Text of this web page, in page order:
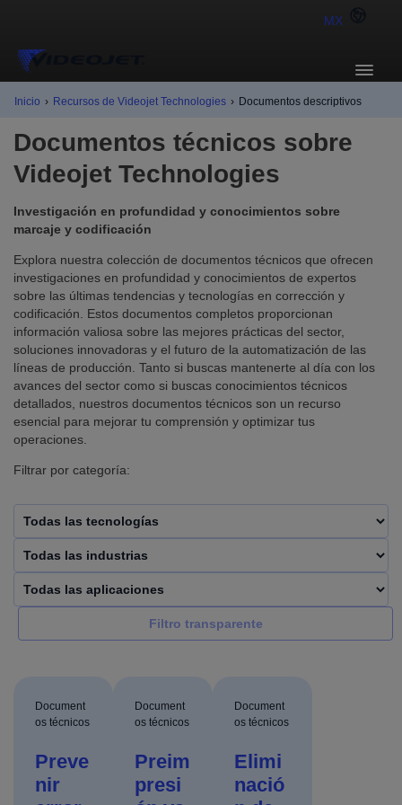
MX
Inicio › Recursos de Videojet Technologies › Documentos descriptivos
Documentos técnicos sobre
Videojet Technologies
Investigación en profundidad y conocimientos sobre
marcaje y codificación
Explora nuestra colección de documentos técnicos que ofrecen
investigaciones en profundidad y conocimientos de expertos
sobre las últimas tendencias y tecnologías en corrección y
codificación. Estos documentos completos proporcionan
información valiosa sobre las mejores prácticas del sector,
soluciones innovadoras y el futuro de la automatización de las
líneas de producción. Tanto si buscas mantenerte al día con los
avances del sector como si buscas conocimientos técnicos
detallados, nuestros documentos técnicos son un recurso
esencial para mejorar tu comprensión y optimizar tus
operaciones.
Filtrar por categoría:
Filtro transparente
Document
os técnicos
Preve
nir
Document
os técnicos
Preim
presi
Document
os técnicos
Elimi
nació